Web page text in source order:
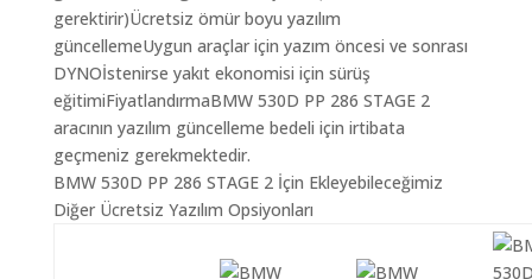
gerektirir)Ücretsiz ömür boyu yazılım
güncellemeUygun araçlar için yazım öncesi ve sonrası
DYNOİstenirse yakıt ekonomisi için sürüş
eğitimiFiyatlandırmaBMW 530D PP 286 STAGE 2
aracının yazılım güncelleme bedeli için irtibata
geçmeniz gerekmektedir.
BMW 530D PP 286 STAGE 2 İçin Ekleyebileceğimiz
Diğer Ücretsiz Yazılım Opsiyonları